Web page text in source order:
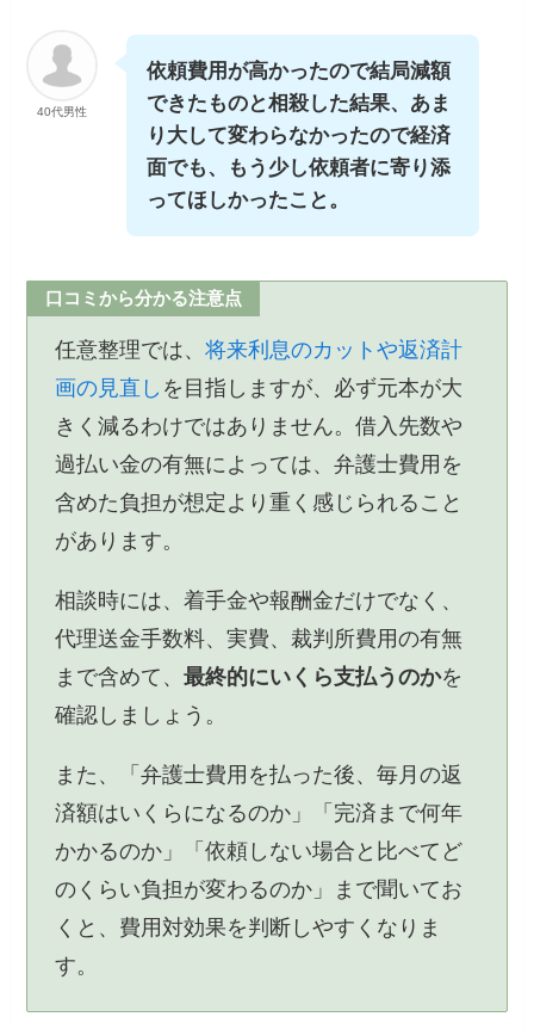
40代男性
依頼費用が高かったので結局減額
できたものと相殺した結果、あま
り大して変わらなかったので経済
面でも、もう少し依頼者に寄り添
ってほしかったこと。
口コミから分かる注意点
任意整理では、 将来利息のカットや返済計
画の見直し を目指しますが、必ず元本が大
きく減るわけではありません。借入先数や
過払い金の有無によっては、弁護士費用を
含めた負担が想定より重く感じられること
があります。
相談時には、着手金や報酬金だけでなく、
代理送金手数料、実費、裁判所費用の有無
まで含めて、 最終的にいくら支払うのかを
確認しましょう。
また、「弁護士費用を払った後、毎月の返
済額はいくらになるのか」「完済まで何年
かかるのか」「依頼しない場合と比べてど
のくらい負担が変わるのか」まで聞いてお
くと、費用対効果を判断しやすくなりま
す。